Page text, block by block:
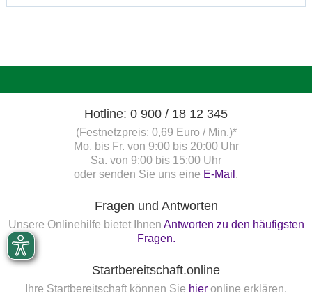
Hotline: 0 900 / 18 12 345
(Festnetzpreis: 0,69 Euro / Min.)*
Mo. bis Fr. von 9:00 bis 20:00 Uhr
Sa. von 9:00 bis 15:00 Uhr
oder senden Sie uns eine E-Mail .
Fragen und Antworten
Unsere Onlinehilfe bietet Ihnen Antworten zu den häufigsten
Fragen.
Startbereitschaft.online
Ihre Startbereitschaft können Sie hier online erklären.